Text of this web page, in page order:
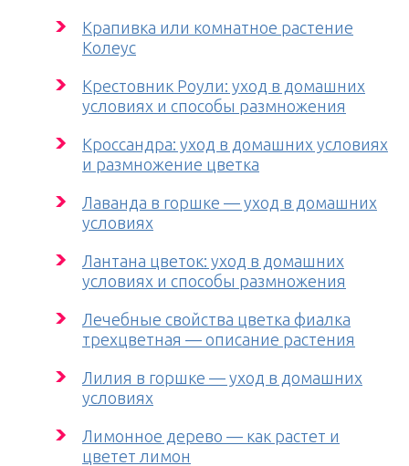
Крапивка или комнатное растение
Колеус
Крестовник Роули: уход в домашних
условиях и способы размножения
Кроссандра: уход в домашних условиях
и размножение цветка
Лаванда в горшке — уход в домашних
условиях
Лантана цветок: уход в домашних
условиях и способы размножения
Лечебные свойства цветка фиалка
трехцветная — описание растения
Лилия в горшке — уход в домашних
условиях
Лимонное дерево — как растет и
цветет лимон